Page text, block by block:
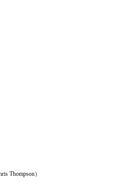
Thompson）